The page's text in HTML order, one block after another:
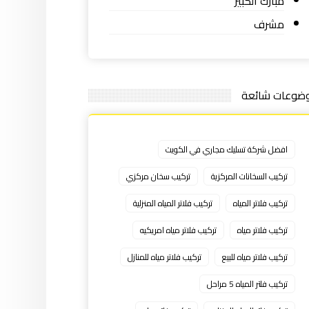
مشرف
شائعة
افضل شركة تسليك مجاري في الكويت
تركيب السخانات المركزية
تركيب سخان مركزي
تركيب فلاتر المياه
تركيب فلاتر المياه المنزلية
تركيب فلاتر مياه
تركيب فلاتر مياه امريكيه
تركيب فلاتر مياه للبيع
تركيب فلاتر مياه للمنازل
تركيب فلتر المياه 5 مراحل